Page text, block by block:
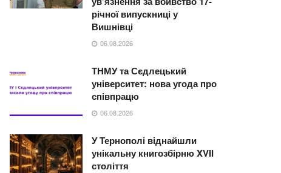
річної випускниці у
Вишнівці
06.08.2026
ТНМУ та Сєдлецький
університет: нова угода про
співпрацю
06.08.2026
У Тернополі віднайшли
унікальну книгозбірню XVII
століття